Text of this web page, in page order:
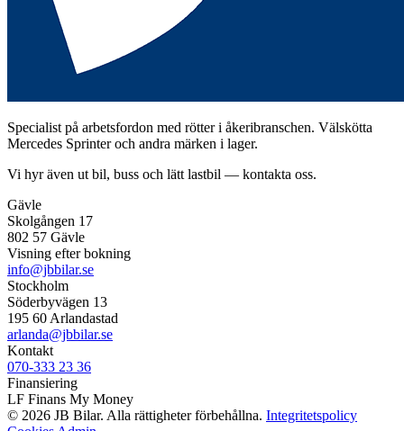
Specialist på arbetsfordon med rötter i åkeribranschen. Välskötta
Mercedes Sprinter och andra märken i lager.
Vi hyr även ut bil, buss och lätt lastbil — kontakta oss.
Gävle
Skolgången 17
802 57 Gävle
Visning efter bokning
info@jbbilar.se
Stockholm
Söderbyvägen 13
195 60 Arlandastad
arlanda@jbbilar.se
Kontakt
070-333 23 36
Finansiering
LF Finans My Money
© 2026 JB Bilar. Alla rättigheter förbehållna. Integritetspolicy